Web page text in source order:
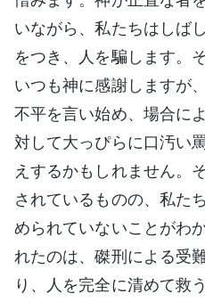
いながら、私たちはしば
をつき、人を騙します。
いつも神に感謝しますが
不平を言い始め、場合に
対して大っぴらに口汚い
えするかもしれません。
されているものの、私た
められていないことがわ
れたのは、磔刑による受
り、人を完全に清めて救